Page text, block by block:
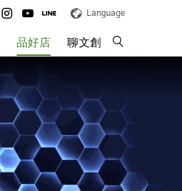
Language
品好店 聊文創